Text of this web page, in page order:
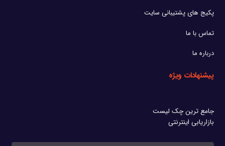
پکیج های پشتیبانی سایت
تماس با ما
درباره ما
پیشنهادات ویژه
جامع ترین چک لیست
بازاریابی اینترنتی